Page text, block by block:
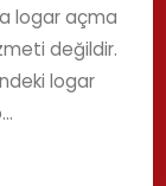
logar açma
değildir.
logar